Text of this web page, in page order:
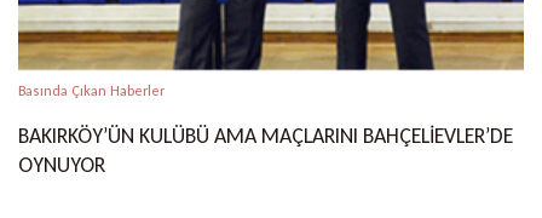
Basında Çıkan Haberler
BAKIRKÖY’ÜN KULÜBÜ AMA MAÇLARINI BAHÇELİEVLER’DE
OYNUYOR